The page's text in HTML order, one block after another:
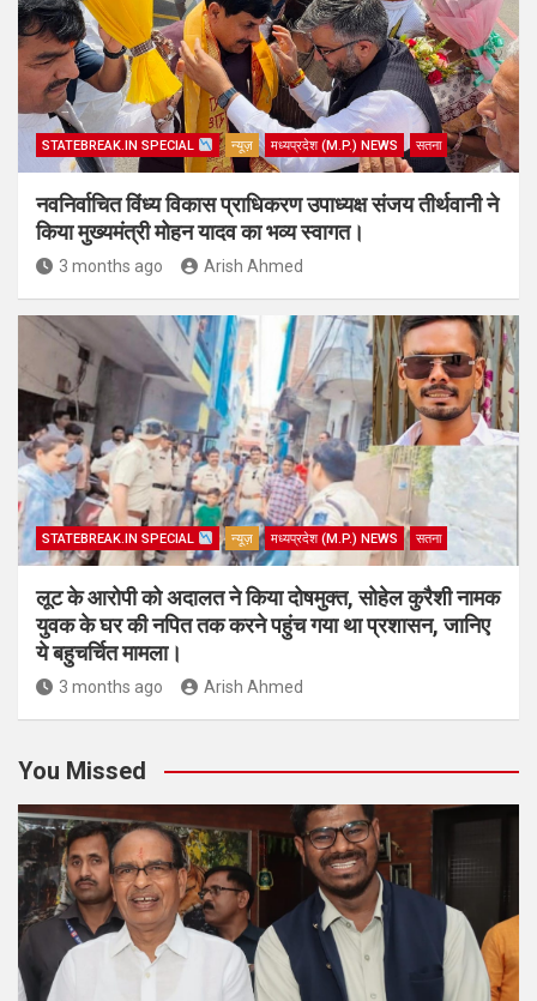
STATEBREAK.IN SPECIAL न्यूज़ मध्यप्रदेश (M.P.) NEWS सतना
नवनिर्वाचित विंध्य विकास प्राधिकरण उपाध्यक्ष संजय तीर्थवानी ने
किया मुख्यमंत्री मोहन यादव का भव्य स्वागत।
3 months ago Arish Ahmed
STATEBREAK.IN SPECIAL न्यूज़ मध्यप्रदेश (M.P.) NEWS सतना
लूट के आरोपी को अदालत ने किया दोषमुक्त, सोहेल कुरैशी नामक
युवक के घर की नपित तक करने पहुंच गया था प्रशासन, जानिए
ये बहुचर्चित मामला।
3 months ago Arish Ahmed
You Missed